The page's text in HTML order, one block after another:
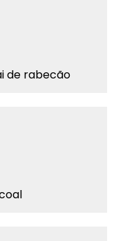
de rabecão